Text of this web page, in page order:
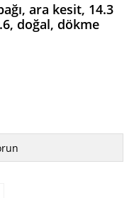
ara kesit, 14.3
doğal, dökme